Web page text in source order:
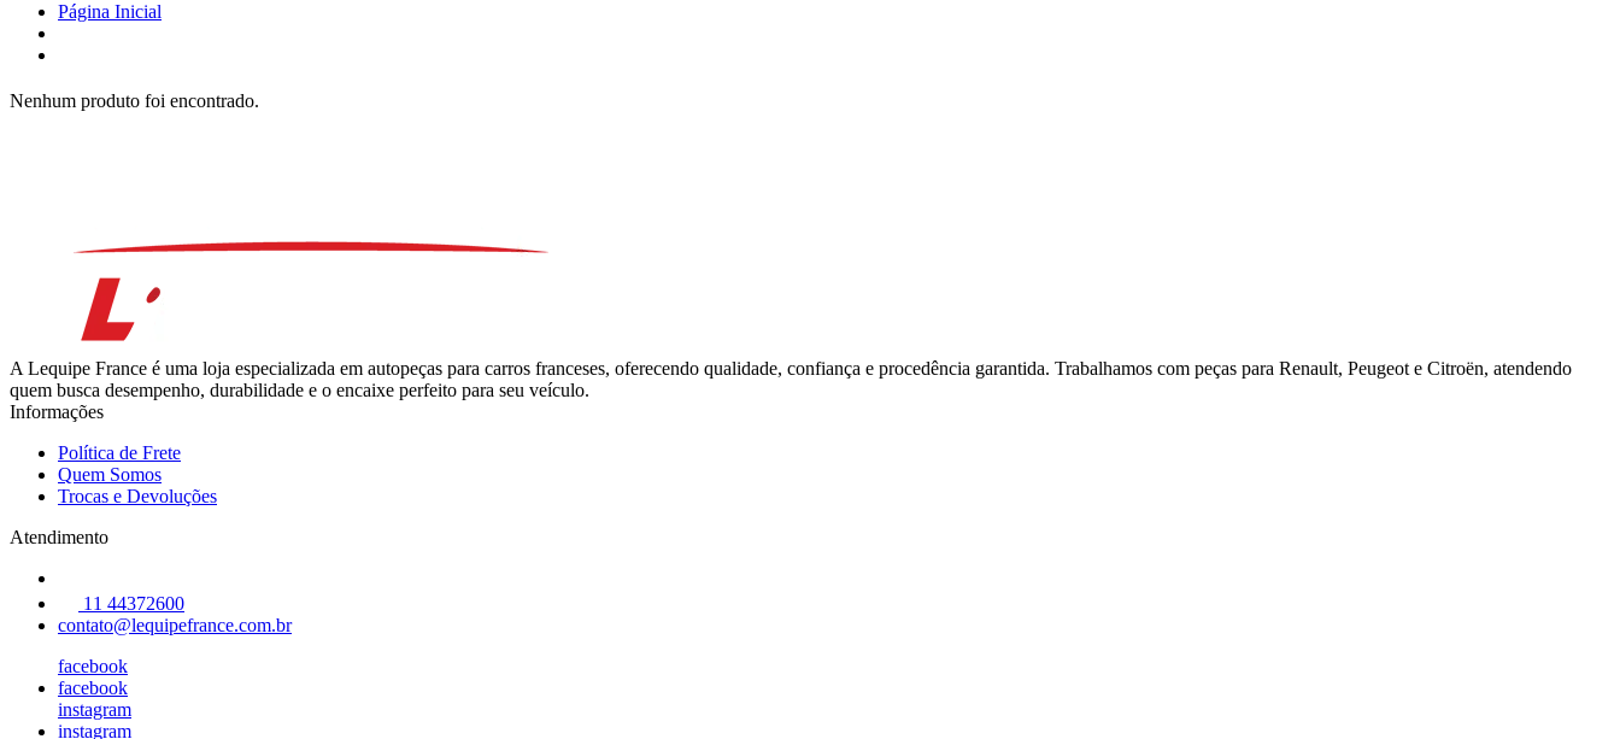
Página Inicial
Nenhum produto foi encontrado.
A Lequipe France é uma loja especializada em autopeças para carros franceses, oferecendo qualidade, confiança e procedência garantida. Trabalhamos com peças para Renault, Peugeot e Citroën, atendendo
quem busca desempenho, durabilidade e o encaixe perfeito para seu veículo.
Informações
Política de Frete
Quem Somos
Trocas e Devoluções
Atendimento
11 44372600
contato@lequipefrance.com.br
facebook
facebook
instagram
instagram